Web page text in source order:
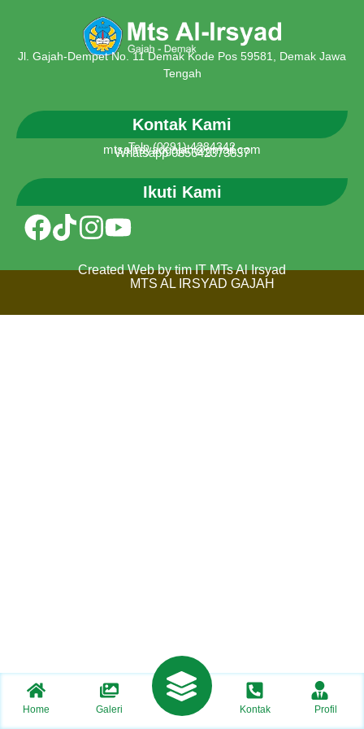
Home Galeri Kontak Profil
Jl. Gajah-Dempet No. 11 Demak Kode Pos 59581, Demak Jawa
Tengah
Kontak Kami
Telp (0291) 4284342
mtsalirsyadgajah@gmail.com
Whatsapp 085642373837
Ikuti Kami
MTS AL IRSYAD GAJAH
Created Web by tim IT MTs Al Irsyad